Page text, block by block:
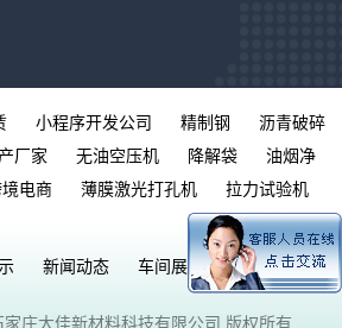
小程序开发公司 精制钢
沥青破碎
厂家 无油空压机 降解袋
油烟净
境电商 薄膜激光打孔机 拉力试验机
新闻动态 车间展示 联系我们
家庄大佳新材料科技有限公司 版权所有